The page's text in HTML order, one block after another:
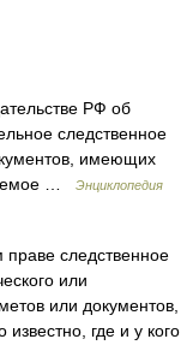
РФ об
следственное
имеющих
…
Энциклопедия
следственное
или
или документов,
где и у кого